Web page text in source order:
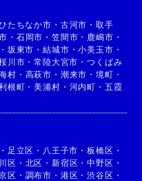
たちなか市 ・ 古河市 ・ 取手
・ 石岡市 ・ 笠間市 ・ 鹿嶋市 ・
・ 坂東市 ・結城市 ・小美玉市 ・
川市 ・常陸大宮市 ・つくばみ
村 ・ 高萩市 ・ 潮来市 ・ 境町 ・
根町 ・美浦村 ・ 河内町 ・ 五霞
・ 足立区 ・ 八王子市 ・板橋区 ・
区 ・ 北区 ・ 新宿区 ・中野区 ・
区 ・ 調布市 ・ 港区 ・渋谷区 ・